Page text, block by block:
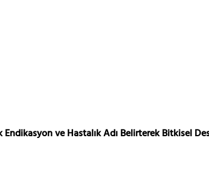
ve Hastalık Adı Belirterek Bitkisel